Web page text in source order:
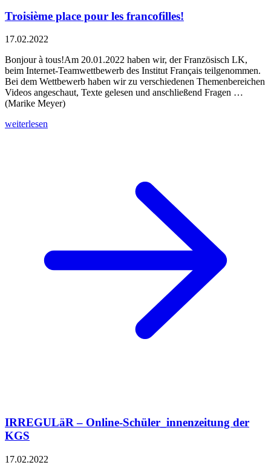
Troisième place pour les francofilles!
17.02.2022
Bonjour à tous!Am 20.01.2022 haben wir, der Französisch LK,
beim Internet-Teamwettbewerb des Institut Français teilgenommen.
Bei dem Wettbewerb haben wir zu verschiedenen Themenbereichen
Videos angeschaut, Texte gelesen und anschließend Fragen …
(Marike Meyer)
weiterlesen
IRREGULäR – Online-Schüler_innenzeitung der
KGS
17.02.2022